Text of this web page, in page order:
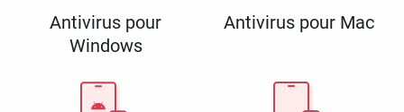
Antivirus pour
Windows
Antivirus pour Mac